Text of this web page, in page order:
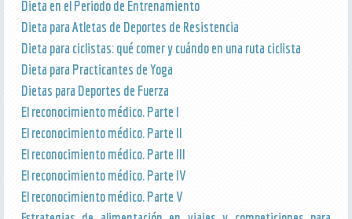
Dieta en el Periodo de Entrenamiento
Dieta para Atletas de Deportes de Resistencia
Dieta para ciclistas: qué comer y cuándo en una ruta ciclista
Dieta para Practicantes de Yoga
Dietas para Deportes de Fuerza
El reconocimiento médico. Parte I
El reconocimiento médico. Parte II
El reconocimiento médico. Parte III
El reconocimiento médico. Parte IV
El reconocimiento médico. Parte V